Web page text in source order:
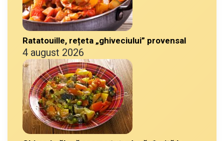
Ratatouille, rețeta „ghiveciului” provensal
4 august 2026